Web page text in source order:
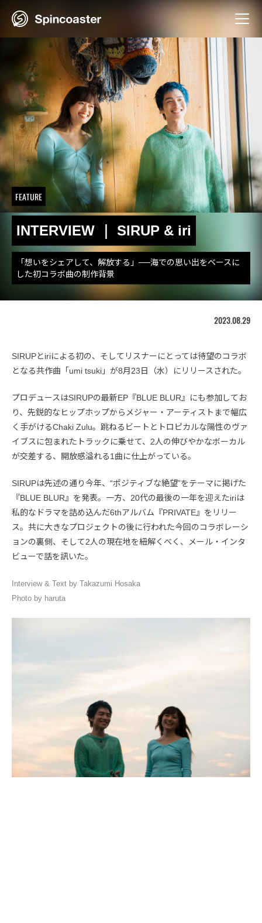
FEATURE
INTERVIEW ｜ SIRUP & iri
「想いをシェアして、解放する」──海での思い出をベースに
した初コラボ曲の制作背景
2023.08.29
SIRUPとiriによる初の、そしてリスナーにとっては待望のコラボ
となる共作曲「umi tsuki」が8月23日（水）にリリースされた。
プロデュースはSIRUPの最新EP『BLUE BLUR』にも参加してお
り、先鋭的なヒップホップからメジャー・アーティストまで幅広
く手がけるChaki Zulu。跳ねるビートとトロピカルな陽性のヴァ
イブスに包まれたトラックに乗せて、2人の伸びやかなボーカル
が交差する、開放感溢れる1曲に仕上がっている。
SIRUPは先述の通り今年、“ポジティブな絶望”をテーマに掲げた
『BLUE BLUR』を発表。一方、20代の最後の一年を迎えたiriは
私的なドラマを詰め込んだ6thアルバム『PRIVATE』をリリー
ス。共に大きなプロジェクトの後に行われた今回のコラボレーシ
ョンの裏側、そして2人の現在地を紐解くべく、メール・インタ
ビューで話を訊いた。
Interview & Text by Takazumi Hosaka
Photo by haruta